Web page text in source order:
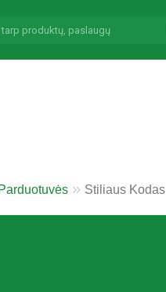
Stiliaus Kodas